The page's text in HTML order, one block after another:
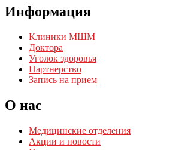
Информация
Клиники МШМ
Доктора
Уголок здоровья
Партнерство
Запись на прием
О нас
Медицинские отделения
Акции и новости